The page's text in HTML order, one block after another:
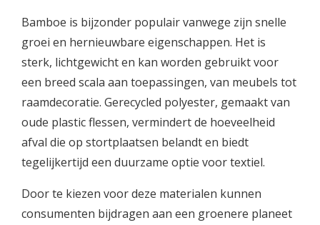
Bamboe is bijzonder populair vanwege zijn snelle
groei en hernieuwbare eigenschappen. Het is
sterk, lichtgewicht en kan worden gebruikt voor
een breed scala aan toepassingen, van meubels tot
raamdecoratie. Gerecycled polyester, gemaakt van
oude plastic flessen, vermindert de hoeveelheid
afval die op stortplaatsen belandt en biedt
tegelijkertijd een duurzame optie voor textiel.
Door te kiezen voor deze materialen kunnen
consumenten bijdragen aan een groenere planeet